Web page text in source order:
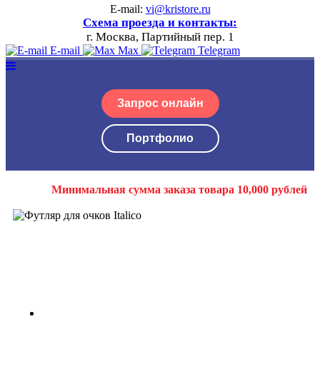
E-mail: vi@kristore.ru
Схема проезда и контакты:
г. Москва, Партийный пер. 1
E-mail Max Telegram
Запрос онлайн
Портфолио
Минимальная сумма заказа товара 10,000 рублей